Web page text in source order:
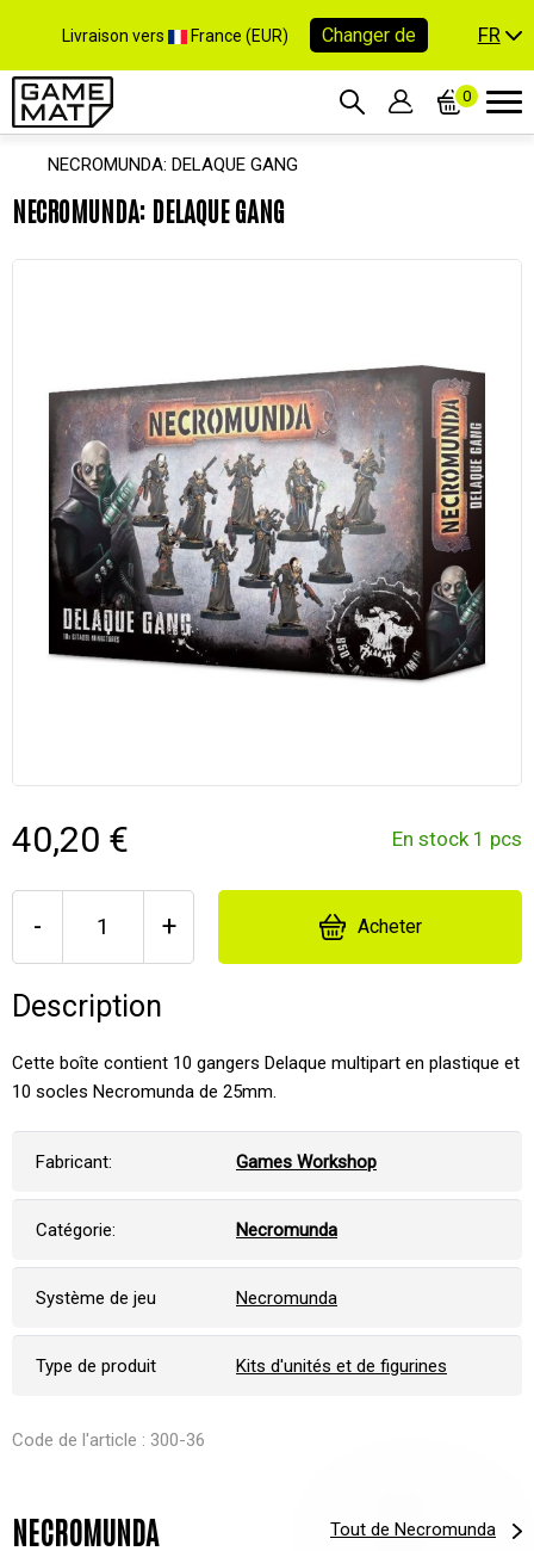
Livraison vers France (EUR) Changer de FR
0
NECROMUNDA: DELAQUE GANG
NECROMUNDA: DELAQUE GANG
40,20 € En stock 1 pcs
- + Acheter
Description
Cette boîte contient 10 gangers Delaque multipart en plastique et
10 socles Necromunda de 25mm.
Fabricant: Games Workshop
Catégorie: Necromunda
Système de jeu Necromunda
Type de produit Kits d'unités et de figurines
Code de l'article : 300-36
NECROMUNDA Tout de Necromunda